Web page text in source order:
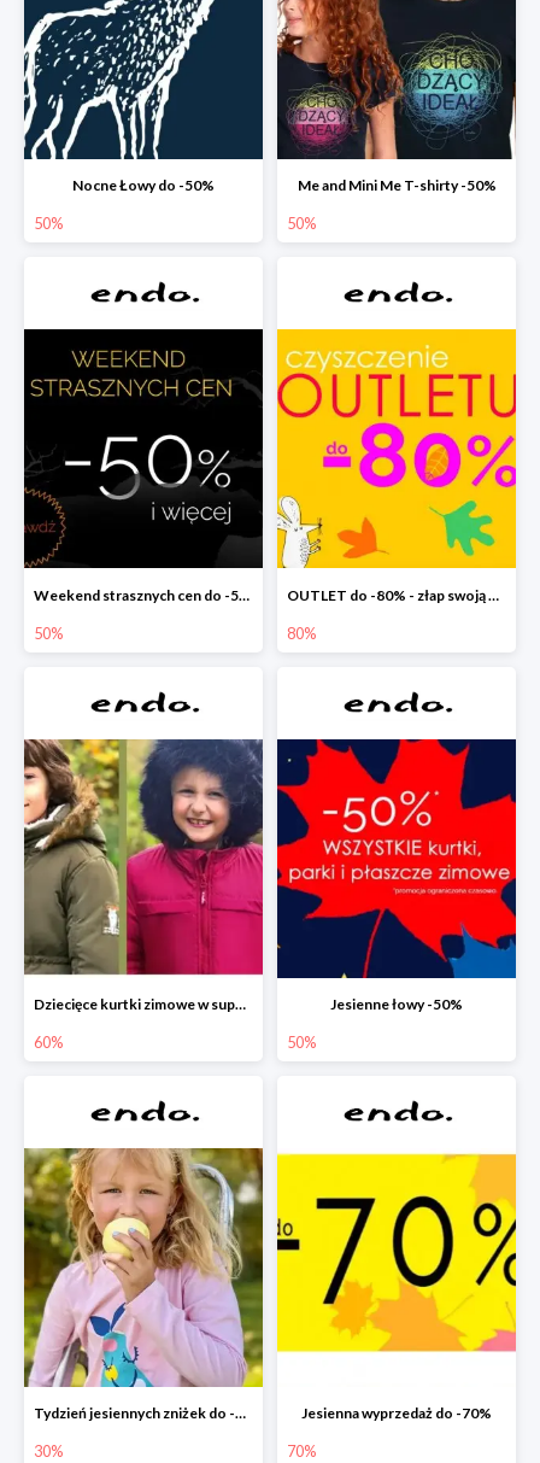
Nocne Łowy do -50%
50%
Me and Mini Me T-shirty -50%
50%
Weekend strasznych cen do -50%
50%
OUTLET do -80% - złap swoją okazję !
80%
Dziecięce kurtki zimowe w super cenach!
60%
Jesienne łowy -50%
50%
Tydzień jesiennych zniżek do -30%
30%
Jesienna wyprzedaż do -70%
70%